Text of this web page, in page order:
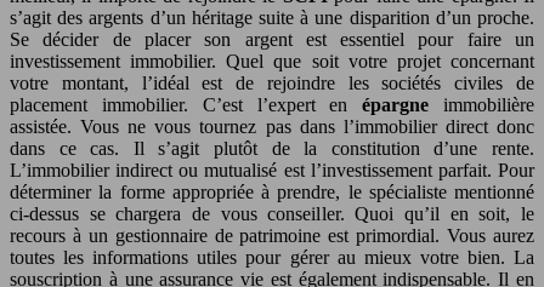
s’agit des argents d’un héritage suite à une disparition d’un proche.
Se décider de placer son argent est essentiel pour faire un
investissement immobilier. Quel que soit votre projet concernant
votre montant, l’idéal est de rejoindre les sociétés civiles de
placement immobilier. C’est l’expert enépargne immobilière
assistée. Vous ne vous tournez pas dans l’immobilier direct donc
dans ce cas. Il s’agit plutôt de la constitution d’une rente.
L’immobilier indirect ou mutualisé est l’investissement parfait. Pour
déterminer la forme appropriée à prendre, le spécialiste mentionné
ci-dessus se chargera de vous conseiller. Quoi qu’il en soit, le
recours à un gestionnaire de patrimoine est primordial. Vous aurez
toutes les informations utiles pour gérer au mieux votre bien. La
souscription à une assurance vie est également indispensable. Il en